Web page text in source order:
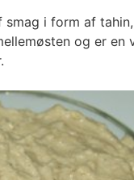
smag i form af
og er